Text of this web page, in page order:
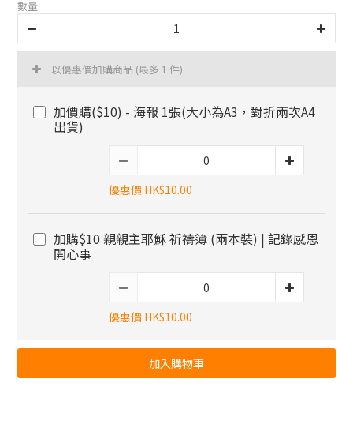
數量
以優惠價加購商品 (最多 1 件)
加價購($10) - 海報 1張(大小為A3，對折兩次A4
出貨)
優惠價 HK$10.00
加購$10 親親主耶穌 祈禱簿 (兩本裝) | 記錄感恩
開心事
優惠價 HK$10.00
加入購物車